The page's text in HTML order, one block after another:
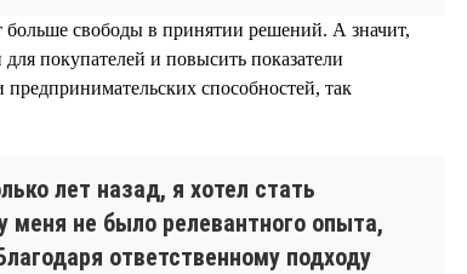
больше свободы в принятии решений. А значит,
покупателей и повысить показатели
предпринимательских способностей, так
лет назад, я хотел стать
меня не было релевантного опыта,
ответственному подходу